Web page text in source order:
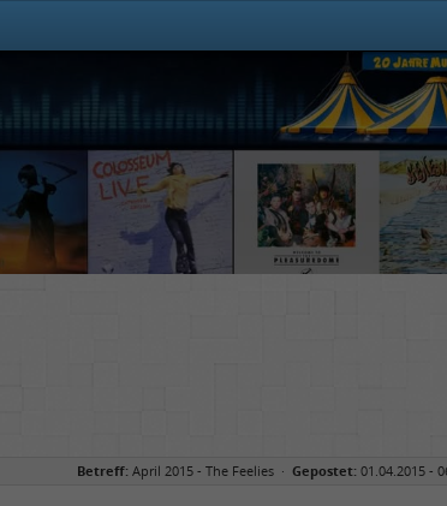
Betreff: April 2015 - The Feelies · Gepostet: 01.04.2015 -